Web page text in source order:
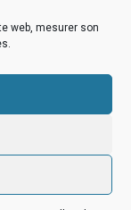
web, mesurer son